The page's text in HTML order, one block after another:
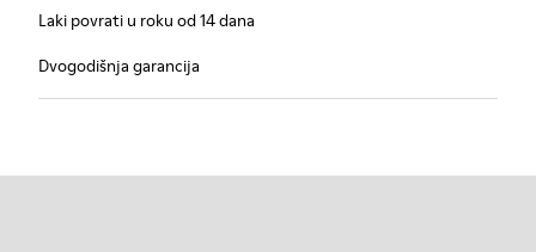
Laki povrati u roku od 14 dana
Dvogodišnja garancija